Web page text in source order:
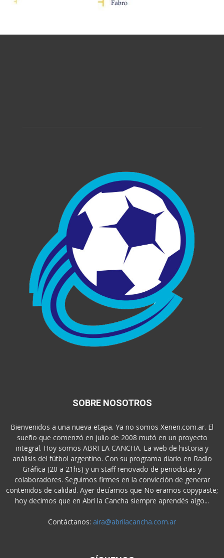
SOBRE NOSOTROS
Bienvenidos a una nueva etapa. Ya no somos Xenen.com.ar. El
sueño que comenzó en julio de 2008 mutó en un proyecto
integral. Hoy somos ABRI LA CANCHA. La web de historia y
análisis del fútbol argentino. Con su programa diario en Radio
Gráfica (20 a 21hs) y un staff renovado de periodistas y
colaboradores. Seguimos firmes en la convicción de generar
contenidos de calidad. Ayer decíamos que No eramos copypaste;
hoy decimos que en Abrí la Cancha siempre aprendés algo...
Contáctanos: aira@abrilacancha.com.ar